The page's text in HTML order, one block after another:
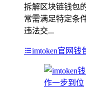
拆解区块链钱包
常需满足特定条
违法交...
imtoken官网钱